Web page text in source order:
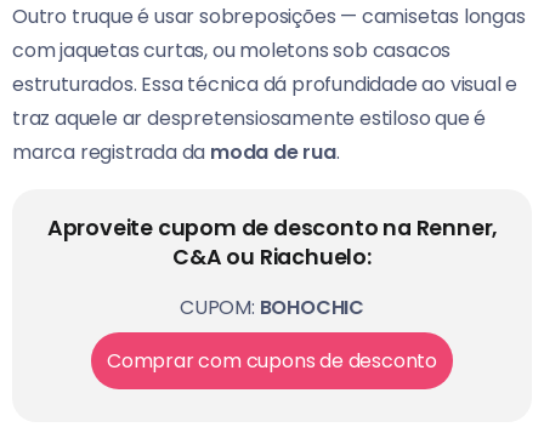
Outro truque é usar sobreposições — camisetas longas
com jaquetas curtas, ou moletons sob casacos
estruturados. Essa técnica dá profundidade ao visual e
traz aquele ar despretensiosamente estiloso que é
marca registrada da moda de rua.
Aproveite cupom de desconto na Renner,
C&A ou Riachuelo:
CUPOM: BOHOCHIC
Comprar com cupons de desconto